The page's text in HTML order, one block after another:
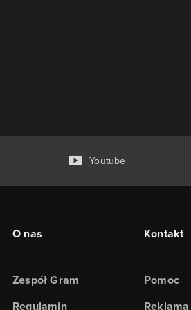
Youtube
O nas
Zespół Gram
Regulamin
Kontakt
Pomoc
Reklama